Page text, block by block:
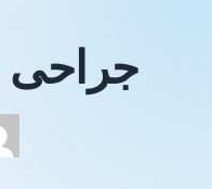
جراحی